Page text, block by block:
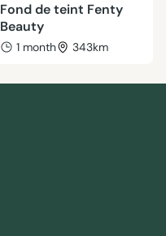
Fond de teint Fenty
Beauty
1 month 343km